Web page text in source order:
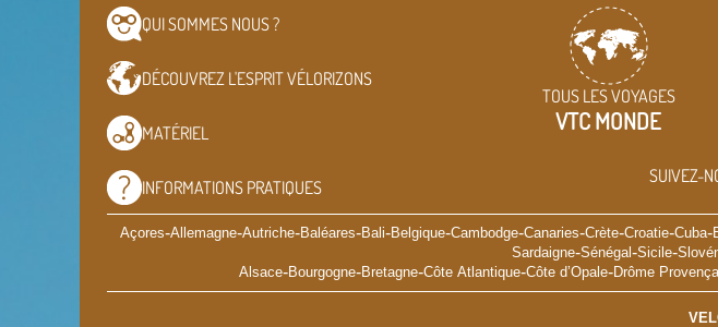
TOUS LES VOYAGES
VTC MONDE
QUI SOMMES NOUS ?
DÉCOUVREZ L'ESPRITVÉLORIZONS
MATÉRIEL
INFORMATIONS PRATIQUES
SUIVEZ-
Açores-Allemagne-Autriche-Baléares-Bali-Belgique-Cambodge-Canaries-Crète-Croatie-Cuba-
Sardaigne-Sénégal-Sicile-
Alsace-Bourgogne-Bretagne-Côte Atlantique-Côte d’Opale-Drôme